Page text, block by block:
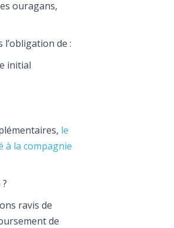
ouragans,
de :
initial
le
à la compagnie
ravis de
de